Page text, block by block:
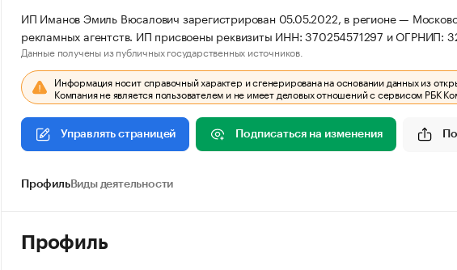
ИП Иманов Эмиль Вюсалович зарегистрирован 05.05.2022, в регионе —
рекламных агентств. ИП присвоены реквизиты ИНН: 370254571297 и ОГРНИП:
Данные получены из публичных государственных источников.
Информация носит справочный характер и сгенерирована на основании данных из
Компания не является пользователем и не имеет деловых отношений с сервисом РБК
Управлять страницей Подписаться на изменения
ПрофильВиды деятельности
Профиль